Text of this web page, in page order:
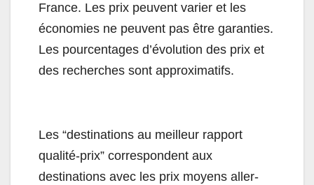
France. Les prix peuvent varier et les
économies ne peuvent pas être garanties.
Les pourcentages d’évolution des prix et
des recherches sont approximatifs.
Les “destinations au meilleur rapport
qualité-prix” correspondent aux
destinations avec les prix moyens aller-